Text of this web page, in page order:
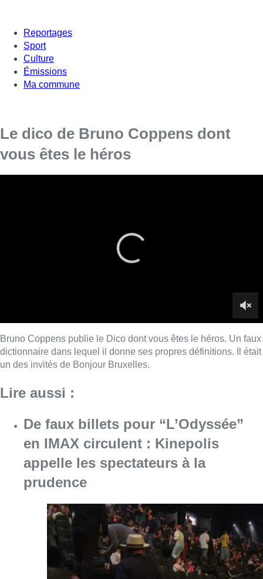
Reportages
Sport
Culture
Émissions
Ma commune
Le dico de Bruno Coppens dont
vous êtes le héros
De faux billets pour “L’Odyssée”
prudence
06 août 2026 Consulter l'article "De faux billets pour
La police lance un avis de